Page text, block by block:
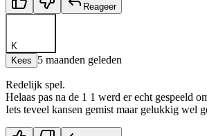
Reageer
K
Kees
5 maanden geleden
Redelijk spel.
Helaas pas na de 1 1 werd er echt gespeeld
Iets teveel kansen gemist maar gelukkig wel